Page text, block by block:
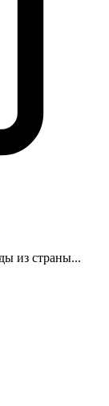
из страны...